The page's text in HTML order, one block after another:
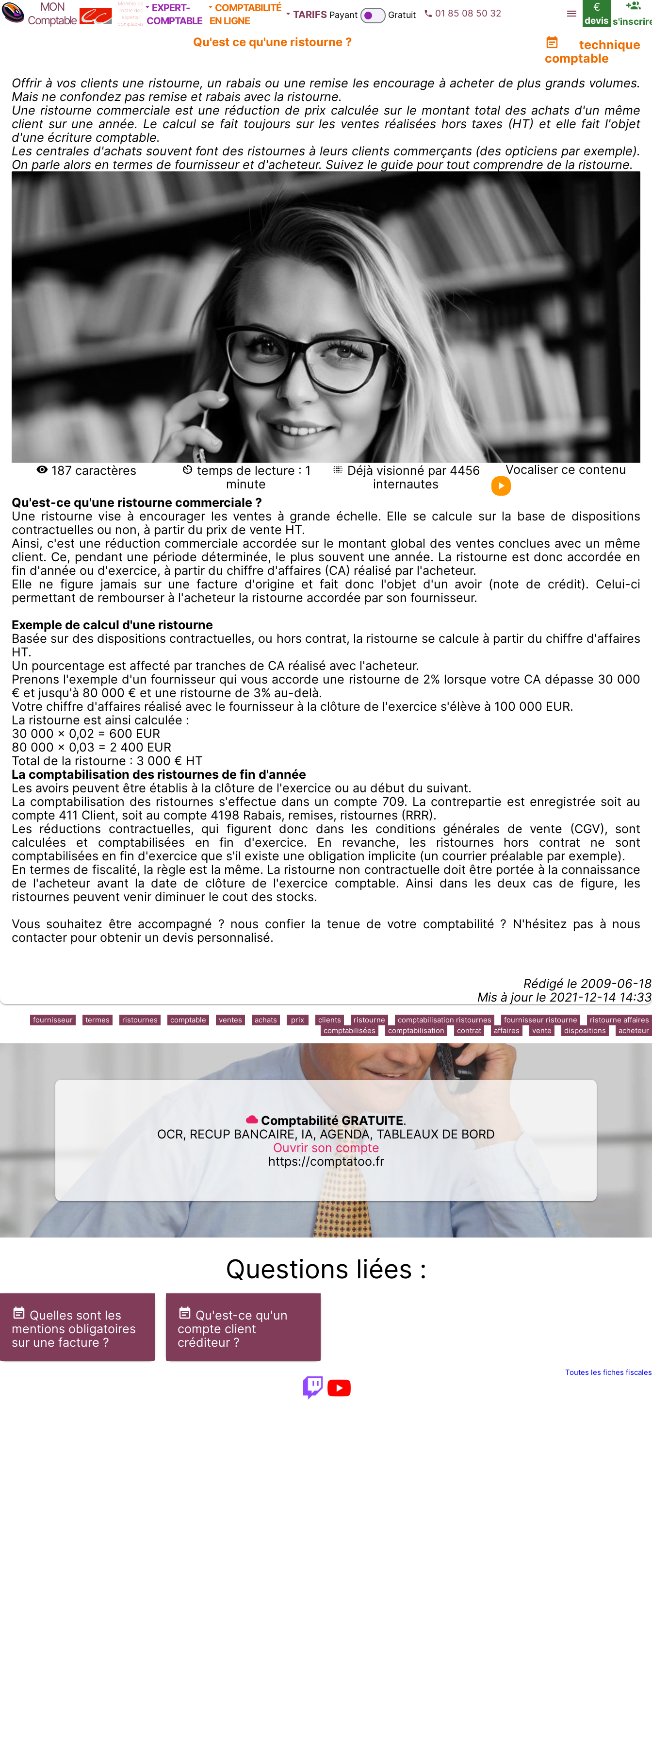
MON
Comptable
Membre de
l'ordre des
experts-
comptables
EXPERT-
COMPTABLE
COMPTABILITÉ
EN LIGNE
TARIFS Payant Gratuit 01 85 08 50 32
€
devis
Qu'est ce qu'une ristourne ?
technique
comptable
Offrir à vos clients une ristourne, un rabais ou une remise les encourage à acheter de plus grands volumes.
Mais ne confondez pas remise et rabais avec la ristourne.
Une ristourne commerciale est une réduction de prix calculée sur le montant total des achats d'un même
client sur une année. Le calcul se fait toujours sur les ventes réalisées hors taxes (HT) et elle fait l'objet
d'une écriture comptable.
Les centrales d'achats souvent font des ristournes à leurs clients commerçants (des opticiens par exemple).
On parle alors en termes de fournisseur et d'acheteur. Suivez le guide pour tout comprendre de la ristourne.
187 caractères
temps de lecture : 1
minute
Déjà visionné par 4456
internautes
Vocaliser ce contenu
Qu'est-ce qu'une ristourne commerciale ?
Une ristourne vise à encourager les ventes à grande échelle. Elle se calcule sur la base de dispositions
contractuelles ou non, à partir du prix de vente HT.
Ainsi, c'est une réduction commerciale accordée sur le montant global des ventes conclues avec un même
client. Ce, pendant une période déterminée, le plus souvent une année. La ristourne est donc accordée en
fin d'année ou d'exercice, à partir du chiffre d'affaires (CA) réalisé par l'acheteur.
Elle ne figure jamais sur une facture d'origine et fait donc l'objet d'un avoir (note de crédit). Celui-ci
permettant de rembourser à l'acheteur la ristourne accordée par son fournisseur.
Exemple de calcul d'une ristourne
Basée sur des dispositions contractuelles, ou hors contrat, la ristourne se calcule à partir du chiffre d'affaires
HT.
Un pourcentage est affecté par tranches de CA réalisé avec l'acheteur.
Prenons l'exemple d'un fournisseur qui vous accorde une ristourne de 2% lorsque votre CA dépasse 30 000
€ et jusqu'à 80 000 € et une ristourne de 3% au-delà.
Votre chiffre d'affaires réalisé avec le fournisseur à la clôture de l'exercice s'élève à 100 000 EUR.
La ristourne est ainsi calculée :
30 000 x 0,02 = 600 EUR
80 000 x 0,03 = 2 400 EUR
Total de la ristourne : 3 000 € HT
La comptabilisation des ristournes de fin d'année
Les avoirs peuvent être établis à la clôture de l'exercice ou au début du suivant.
La comptabilisation des ristournes s'effectue dans un compte 709. La contrepartie est enregistrée soit au
compte 411 Client, soit au compte 4198 Rabais, remises, ristournes (RRR).
Les réductions contractuelles, qui figurent donc dans les conditions générales de vente (CGV), sont
calculées et comptabilisées en fin d'exercice. En revanche, les ristournes hors contrat ne sont
comptabilisées en fin d'exercice que s'il existe une obligation implicite (un courrier préalable par exemple).
En termes de fiscalité, la règle est la même. La ristourne non contractuelle doit être portée à la connaissance
de l'acheteur avant la date de clôture de l'exercice comptable. Ainsi dans les deux cas de figure, les
ristournes peuvent venir diminuer le cout des stocks.
Vous souhaitez être accompagné ? nous confier la tenue de votre comptabilité ? N'hésitez pas à nous
contacter pour obtenir un devis personnalisé.
Rédigé le 2009-06-18
Mis à jour le 2021-12-14 14:33
ristourne affaires
fournisseur ristourne
comptabilisation ristournes
ristourne
clients
prix
achats
ventes
comptable
ristournes
termes
fournisseur
acheteur
dispositions
vente
affaires
contrat
comptabilisation
comptabilisées
Comptabilité GRATUITE.
OCR, RECUP BANCAIRE, IA, AGENDA, TABLEAUX DE BORD
Ouvrir son compte
https://comptatoo.fr
Questions liées :
Quelles sont les
mentions obligatoires
sur une facture ?
Qu'est-ce qu'un
compte client
créditeur ?
Toutes les fiches fiscales